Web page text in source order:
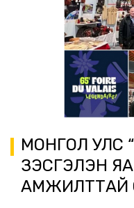
МОНГОЛ УЛС
ҮЗЭСГЭЛЭН
АМЖИЛТТАЙ